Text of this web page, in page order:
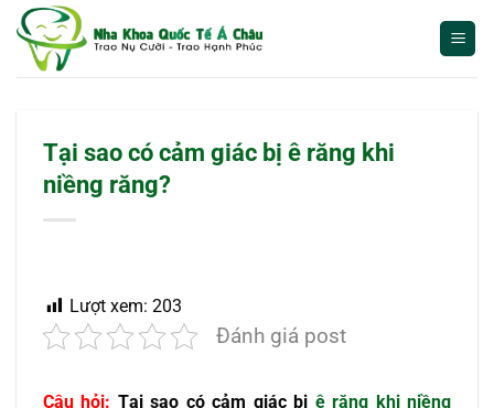
qua
Tại sao có cảm giác bị ê răng khi
niềng răng?
Lượt xem: 203
Đánh giá post
Câu hỏi: Tại sao có cảm giác bị ê răng khi niềng